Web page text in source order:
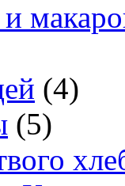
(4)
(5)